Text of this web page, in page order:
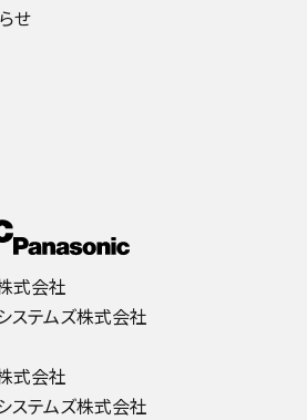
せ
式会社
ステムズ株式会社
式会社
ステムズ株式会社